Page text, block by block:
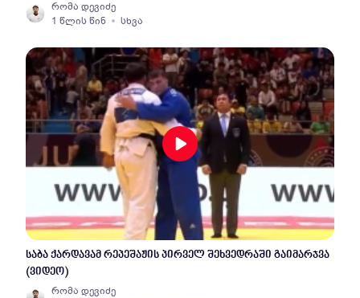
რომა დევიძე
1 წლის წინ
სხვა
საბა ქარდავამ რეპეშაჟის პირველ შეხვედრაში გაიმარჯვა
(ვიდეო)
რომა დევიძე